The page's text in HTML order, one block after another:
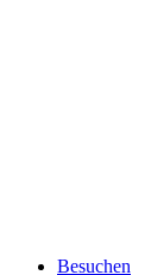
Besuchen